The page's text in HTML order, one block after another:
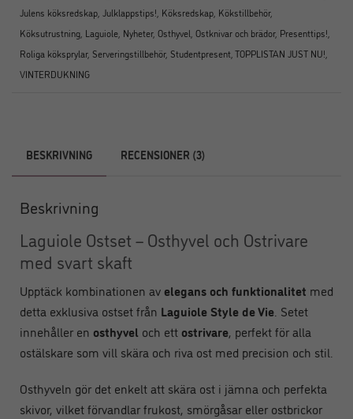
Julens köksredskap Julklappstips! Köksredskap Kökstillbehör,
Köksutrustning Laguiole Nyheter, Osthyvel Ostknivar och brädor, Presenttips!
Roliga köksprylar, Serveringstillbehör, Studentpresent TOPPLISTAN JUST NU!
VINTERDUKNING
BESKRIVNING RECENSIONER (3)
Beskrivning
Laguiole Ostset – Osthyvel och Ostrivare
med svart skaft
Upptäck kombinationen av elegans och funktionalitet med
detta exklusiva ostset från Laguiole Style de Vie . Setet
innehåller en osthyvel och ett ostrivare, perfekt för alla
ostälskare som vill skära och riva ost med precision och stil.
Osthyveln gör det enkelt att skära ost i jämna och perfekta
skivor, vilket förvandlar frukost, smörgåsar eller ostbrickor